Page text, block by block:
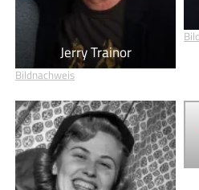
Jerry Trainor
Bildnachweis